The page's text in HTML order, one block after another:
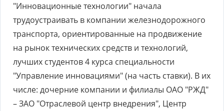
"Инновационные технологии" начала
трудоустраивать в компании железнодорожного
транспорта, ориентированные на продвижение
на рынок технических средств и технологий,
лучших студентов 4 курса специальности
"Управление инновациями" (на часть ставки). В их
числе: дочерние компании и филиалы ОАО "РЖД"
– ЗАО "Отраслевой центр внедрения", Центр